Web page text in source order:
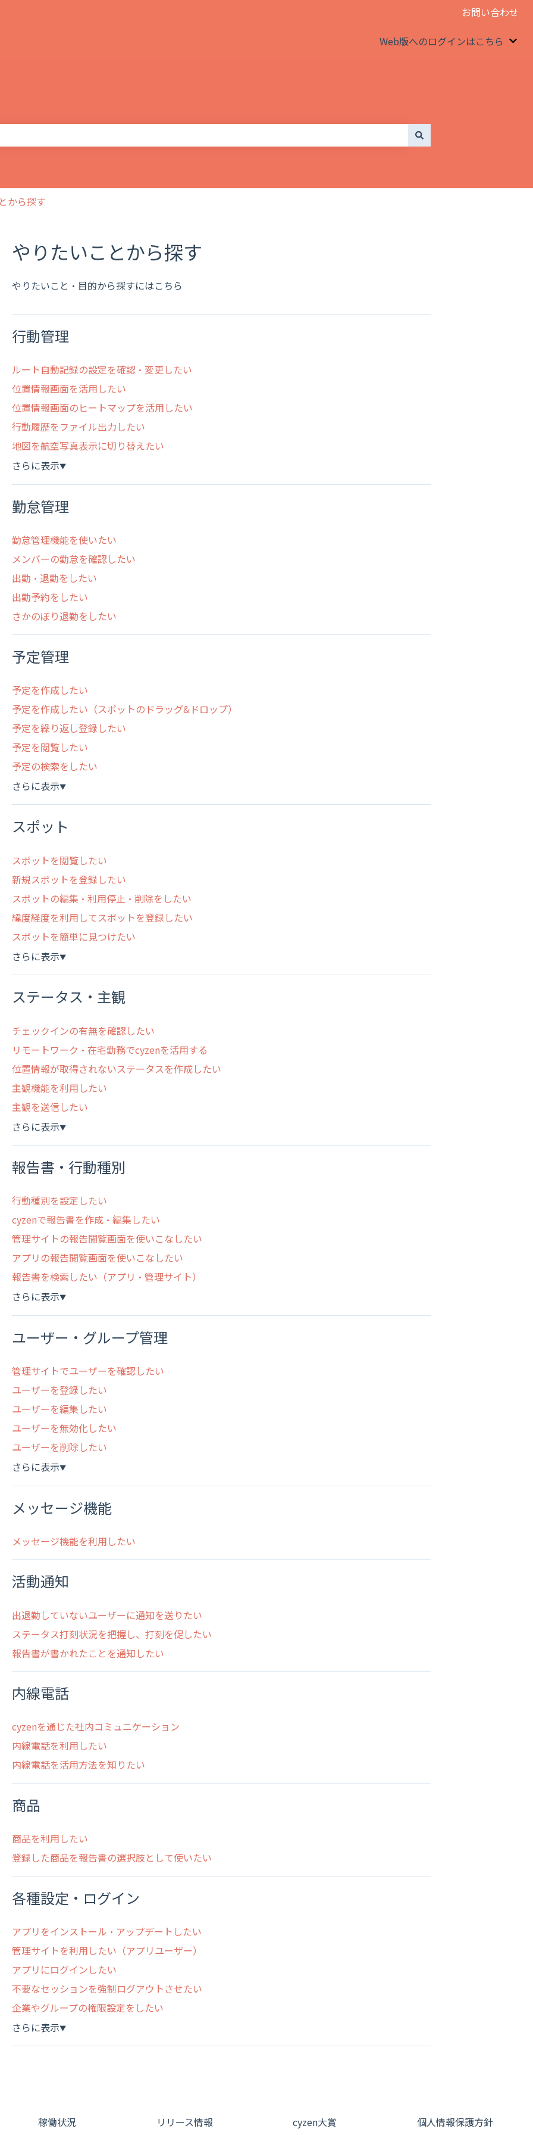
お問い合わせ
Web版へのログインはこちら
から探す
やりたいことから探す
やりたいこと・目的から探すにはこちら
行動管理
ルート自動記録の設定を確認・変更したい
位置情報画面を活用したい
位置情報画面のヒートマップを活用したい
行動履歴をファイル出力したい
地図を航空写真表示に切り替えたい
さらに表示▼
勤怠管理
勤怠管理機能を使いたい
メンバーの勤怠を確認したい
出勤・退勤をしたい
出勤予約をしたい
さかのぼり退勤をしたい
予定管理
予定を作成したい
予定を作成したい（スポットのドラッグ&ドロップ）
予定を繰り返し登録したい
予定を閲覧したい
予定の検索をしたい
さらに表示▼
スポット
スポットを閲覧したい
新規スポットを登録したい
スポットの編集・利用停止・削除をしたい
緯度経度を利用してスポットを登録したい
スポットを簡単に見つけたい
さらに表示▼
ステータス・主観
チェックインの有無を確認したい
リモートワーク・在宅勤務でcyzenを活用する
位置情報が取得されないステータスを作成したい
主観機能を利用したい
主観を送信したい
さらに表示▼
報告書・行動種別
行動種別を設定したい
cyzenで報告書を作成・編集したい
管理サイトの報告閲覧画面を使いこなしたい
アプリの報告閲覧画面を使いこなしたい
報告書を検索したい（アプリ・管理サイト）
さらに表示▼
ユーザー・グループ管理
管理サイトでユーザーを確認したい
ユーザーを登録したい
ユーザーを編集したい
ユーザーを無効化したい
ユーザーを削除したい
さらに表示▼
メッセージ機能
メッセージ機能を利用したい
活動通知
出退勤していないユーザーに通知を送りたい
ステータス打刻状況を把握し、打刻を促したい
報告書が書かれたことを通知したい
内線電話
cyzenを通じた社内コミュニケーション
内線電話を利用したい
内線電話を活用方法を知りたい
商品
商品を利用したい
登録した商品を報告書の選択肢として使いたい
各種設定・ログイン
アプリをインストール・アップデートしたい
管理サイトを利用したい（アプリユーザー）
アプリにログインしたい
不要なセッションを強制ログアウトさせたい
企業やグループの権限設定をしたい
さらに表示▼
稼働状況 リリース情報 cyzen大賞 個人情報保護方針